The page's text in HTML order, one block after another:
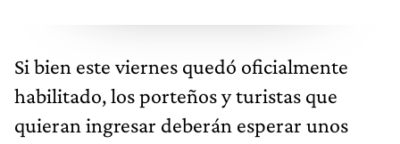
Si bien este viernes quedó oficialmente
habilitado, los porteños y turistas que
quieran ingresar deberán esperar unos